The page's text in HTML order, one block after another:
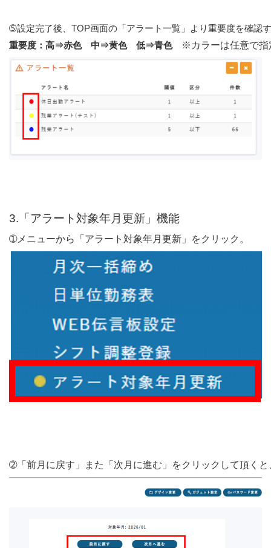
重要度：高⇒赤色　中⇒黄色　低⇒青色 ※カラーは任意で指
➀メニューから「アラート対象年月更新」をクリック。
➁「前月に戻す」また「次月に進む」をクリックして頂く